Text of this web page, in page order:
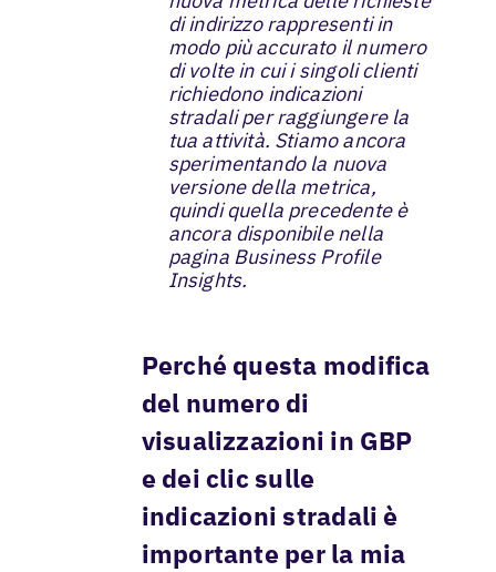
di indirizzo rappresenti in
modo più accurato il numero
di volte in cui i singoli clienti
richiedono indicazioni
stradali per raggiungere la
tua attività. Stiamo ancora
sperimentando la nuova
versione della metrica,
quindi quella precedente è
ancora disponibile nella
pagina Business Profile
Insights.
Perché questa modifica
del numero di
visualizzazioni in GBP
e dei clic sulle
indicazioni stradali è
importante per la mia